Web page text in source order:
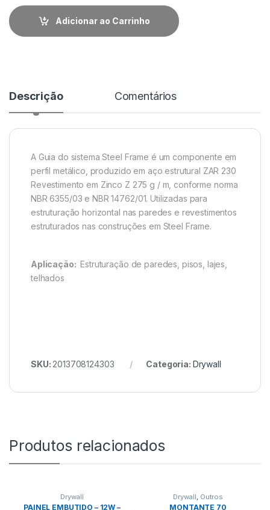
Adicionar ao Carrinho
Descrição Comentários
A Guia do sistema Steel Frame é um componente em
perfil metálico, produzido em aço estrutural ZAR 230
Revestimento em Zinco Z 275 g / m, conforme norma
NBR 6355/03 e NBR 14762/01. Utilizadas para
estruturação horizontal nas paredes e revestimentos
estruturados nas construções em Steel Frame.
Aplicação: Estruturação de paredes, pisos, lajes,
telhados
SKU: 2013708124303 Categoria: Drywall
Produtos relacionados
Drywall
PAINEL EMBUTIDO – 12W –
Drywall Outros
MONTANTE 70